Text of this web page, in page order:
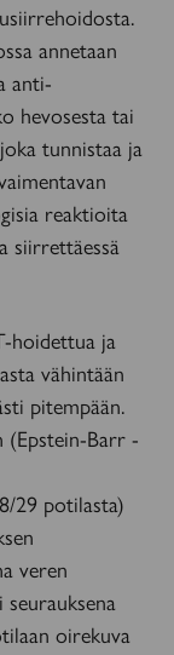
annetaan
anti-
hevosesta tai
tunnistaa ja
reaktioita
siirrettäessä
hoidettua ja
vähintään
pitempään.
(Epstein-Barr -
29 potilasta)
veren
oirekuva